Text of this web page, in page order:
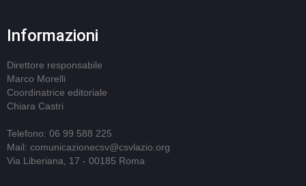
Informazioni
Direttore responsabile
Marco Morelli
Coordinatrice editoriale
Chiara Castri
Telefono: 06 99 588 225
Mail: comunicazionecsv@csvlazio.org
Via Liberiana, 17 - 00185 Roma